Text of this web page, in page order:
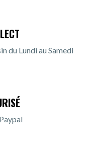
du Lundi au Samedi